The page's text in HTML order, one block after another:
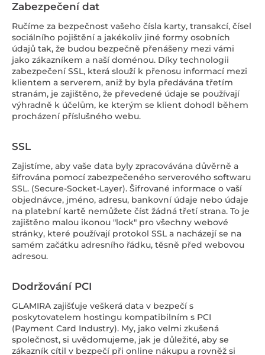
Zabezpečení dat
Ručíme za bezpečnost vašeho čísla karty, transakcí, čísel
sociálního pojištění a jakékoliv jiné formy osobních
údajů tak, že budou bezpečně přenášeny mezi vámi
jako zákazníkem a naší doménou. Díky technologii
zabezpečení SSL, která slouží k přenosu informací mezi
klientem a serverem, aniž by byla předávána třetím
stranám, je zajištěno, že převedené údaje se používají
výhradně k účelům, ke kterým se klient dohodl během
procházení příslušného webu.
SSL
Zajistíme, aby vaše data byly zpracovávána důvěrně a
šifrována pomocí zabezpečeného serverového softwaru
SSL. (Secure-Socket-Layer). Šifrované informace o vaší
objednávce, jméno, adresu, bankovní údaje nebo údaje
na platební kartě nemůžete číst žádná třetí strana. To je
zajištěno malou ikonou "lock" pro všechny webové
stránky, které používají protokol SSL a nacházejí se na
samém začátku adresního řádku, těsně před webovou
adresou.
Dodržování PCI
GLAMIRA zajišťuje veškerá data v bezpečí s
poskytovatelem hostingu kompatibilním s PCI
(Payment Card Industry). My, jako velmi zkušená
společnost, si uvědomujeme, jak je důležité, aby se
zákazník cítil v bezpečí při online nákupu a rovněž si